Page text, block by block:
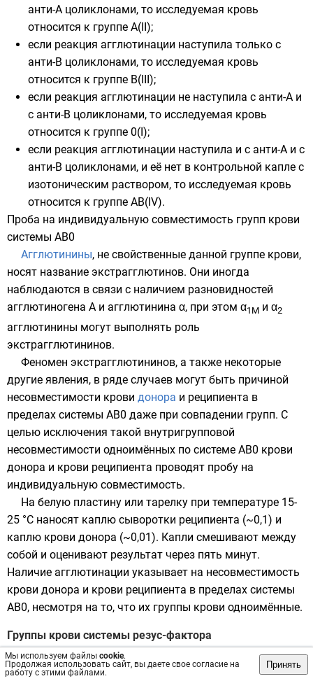
Мы используем файлы cookie.
Продолжая использовать сайт, вы даете свое согласие на
работу с этими файлами.
Принять
анти-А цоликлонами, то исследуемая кровь
относится к группе А(II);
если реакция агглютинации наступила только с
анти-B цоликлонами, то исследуемая кровь
относится к группе B(III);
если реакция агглютинации не наступила с анти-А и
с анти-B цоликлонами, то исследуемая кровь
относится к группе 0(I);
если реакция агглютинации наступила и с анти-А и с
анти-B цоликлонами, и её нет в контрольной капле с
изотоническим раствором, то исследуемая кровь
относится к группе AB(IV).
Проба на индивидуальную совместимость групп крови
системы AB0
Агглютинины, не свойственные данной группе крови,
носят название экстрагглютинов. Они иногда
наблюдаются в связи с наличием разновидностей
агглютиногена A и агглютинина α, при этом α1M и α2
агглютинины могут выполнять роль
экстрагглютининов.
Феномен экстрагглютининов, а также некоторые
другие явления, в ряде случаев могут быть причиной
несовместимости крови донора и реципиента в
пределах системы AB0 даже при совпадении групп. С
целью исключения такой внутригрупповой
несовместимости одноимённых по системе AB0 крови
донора и крови реципиента проводят пробу на
индивидуальную совместимость.
На белую пластину или тарелку при температуре 15-
25 °C наносят каплю сыворотки реципиента (~0,1) и
каплю крови донора (~0,01). Капли смешивают между
собой и оценивают результат через пять минут.
Наличие агглютинации указывает на несовместимость
крови донора и крови реципиента в пределах системы
AB0, несмотря на то, что их группы крови одноимённые.
Группы крови системы резус-фактора
Основная статья:Резус-фактор
Название дано по названию обезьян
макак-резус.